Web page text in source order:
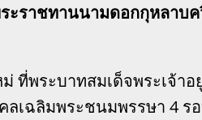
ะราชทานนามดอกกุหลา
พระบาทสมเด็จพระเจ้า
ลเฉลิมพระชนมพรรษา